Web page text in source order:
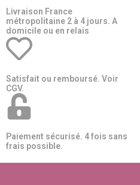
Livraison France
métropolitaine 2 à 4 jours. A
domicile ou en relais​​
Satisfait ou remboursé. Voir
CGV.
Paiement sécurisé. 4 fois sans
frais possible.